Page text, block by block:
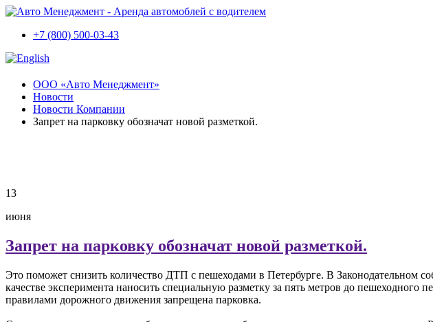
+7 (800) 500-03-43
ООО «Авто Менеджмент»
Новости
Новости Компании
Запрет на парковку обозначат новой разметкой.
13
июня
Запрет на парковку обозначат новой разметкой.
Это поможет снизить количество ДТП с пешеходами в Петербурге. В Законодательном
качестве эксперимента наносить специальную разметку за пять метров до пешеходного
правилами дорожного движения запрещена парковка.